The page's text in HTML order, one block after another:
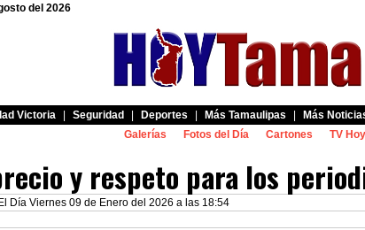
del 2026
Victoria Seguridad Deportes Más Tamaulipas Más
Galerías
Fotos del Día Cartones TV Hoy
y respeto para los
El Día Viernes 09 de Enero del 2026 a las 18:54